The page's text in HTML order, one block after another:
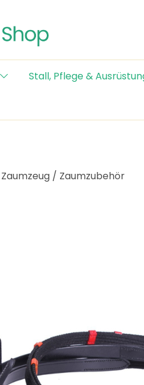
für Shetty-Artikel
Stall, Pflege &
Zaumzeug / Zaumzubehör